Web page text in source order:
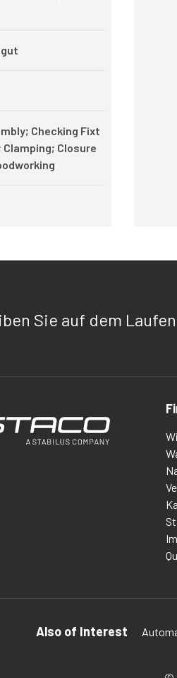
Checking Fixt
Clamping; Closure
Sie auf dem
Also of Interest